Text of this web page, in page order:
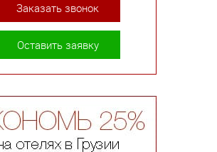
Заказать звонок
Оставить заявку